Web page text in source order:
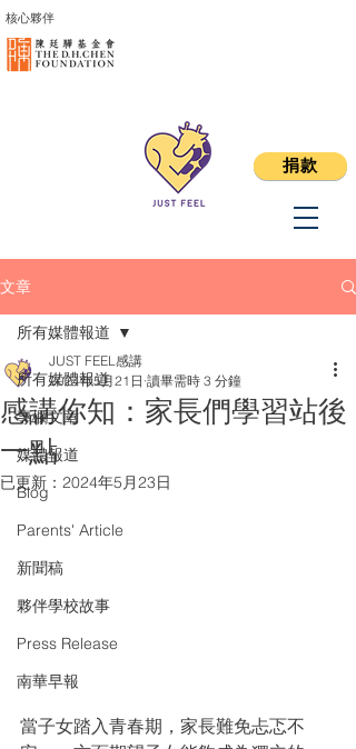
捐款
核心夥伴
文章
所有媒體報道
專欄文章
媒體報道
Blog
Parents' Article
新聞稿
夥伴學校故事
Press Release
南華早報
所有媒體報道
感講你知：家長們學習站後
一點
JUST FEEL感講
2024年5月21日 讀畢需時 3 分鐘
已更新： 2024年5月23日
當子女踏入青春期，家長難免忐忑不